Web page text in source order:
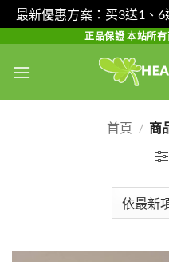
最新優惠方案：买3送1、6
content
正品保證 本站所
首頁 / 商